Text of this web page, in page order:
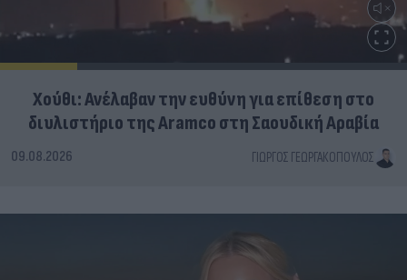
Χούθι: Ανέλαβαν την ευθύνη για επίθεση στο
διυλιστήριο της Aramco στη Σαουδική Αραβία
09.08.2026 ΓΙΏΡΓΟΣ ΓΕΩΡΓΑΚΌΠΟΥΛΟΣ